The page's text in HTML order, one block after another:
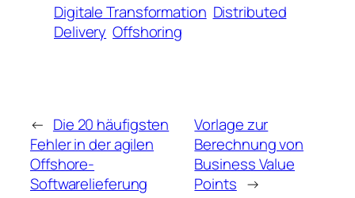
Digitale Transformation Distributed
Delivery Offshoring
← Die 20 häufigsten
Fehler in der agilen
Offshore-
Softwarelieferung
Vorlage zur
Berechnung von
Business Value
Points →